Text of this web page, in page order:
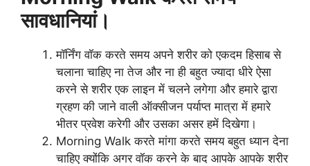
सावधानियां।
मॉर्निंग वॉक करते समय अपने शरीर को एकदम हिसाब से
चलाना चाहिए ना तेज और ना ही बहुत ज्यादा धीरे ऐसा
करने से शरीर एक लाइन में चलने लगेगा और हमारे द्वारा
ग्रहण की जाने वाली ऑक्सीजन पर्याप्त मात्रा में हमारे
भीतर प्रवेश करेगी और उसका असर हमें दिखेगा।
Morning Walk करते मांगा करते समय बहुत ध्यान देना
चाहिए क्योंकि अगरवॉक करने के बाद आपके आपके शरीर